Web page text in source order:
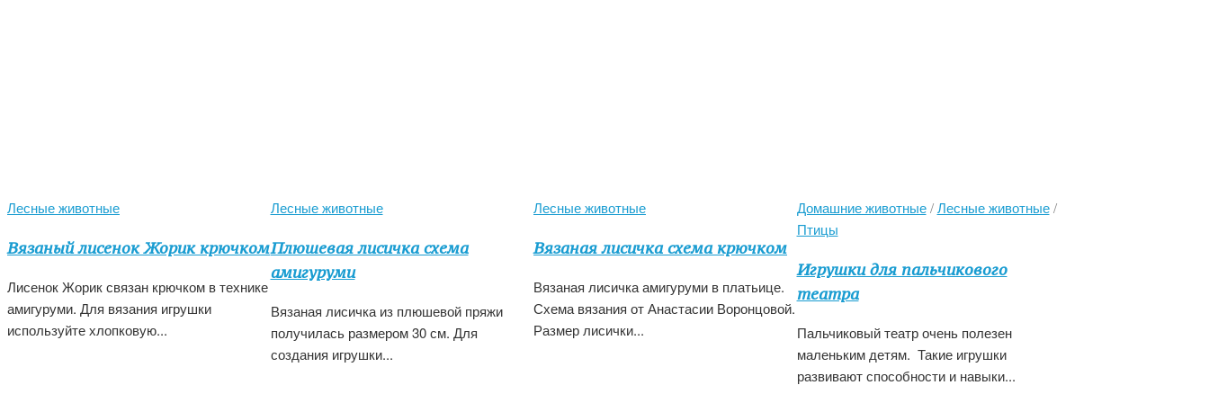
Лесные животные
Вязаный лисенок Жорик крючком
Лисенок Жорик связан крючком в технике
амигуруми. Для вязания игрушки
используйте хлопковую...
Лесные животные
Плюшевая лисичка схема
амигуруми
Вязаная лисичка из плюшевой пряжи
получилась размером 30 см. Для
создания игрушки...
Лесные животные
Вязаная лисичка схема крючком
Вязаная лисичка амигуруми в платьице.
Схема вязания от Анастасии Воронцовой.
Размер лисички...
Домашние животные/Лесные животные/
Птицы
Игрушки для пальчикового
театра
Пальчиковый театр очень полезен
маленьким детям. Такие игрушки
развивают способности и навыки...